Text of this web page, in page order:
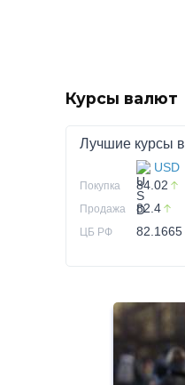
Курсы валют
Лучшие курсы в
USD
Покупка 84.02
Продажа 82.4
ЦБ РФ 82.1665